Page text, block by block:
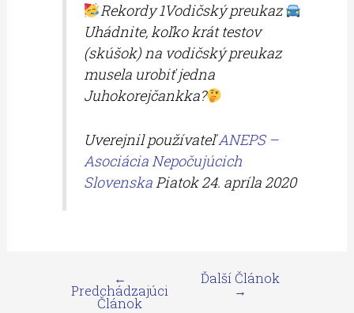
Rekordy 1Vodičský preukaz
Uhádnite, koľko krát testov
(skúšok) na vodičský preukaz
musela urobiť jedna
Juhokorejčankka?
Uverejnil používateľANEPS –
Asociácia Nepočujúcich
SlovenskaPiatok 24. apríla 2020
←
Predchádzajúci
Článok
Ďalší Článok
→